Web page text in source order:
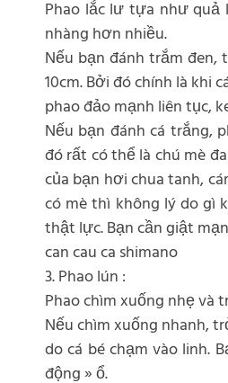
Phao lắc lư tựa như
nhàng hơn nhiều.
Nếu bạn đánh trắm
10cm. Bởi đó chính là khi
phao đảo mạnh liên tục,
Nếu bạn đánh cá trắng,
đó rất có thể là chú mè
của bạn hơi chua tanh,
có mè thì không lý do gì
thật lực. Bạn cần giật
can cau ca shimano
3. Phao lún :
Phao chìm xuống nhẹ và
Nếu chìm xuống nhanh,
do cá bé chạm vào linh.
động » ổ.